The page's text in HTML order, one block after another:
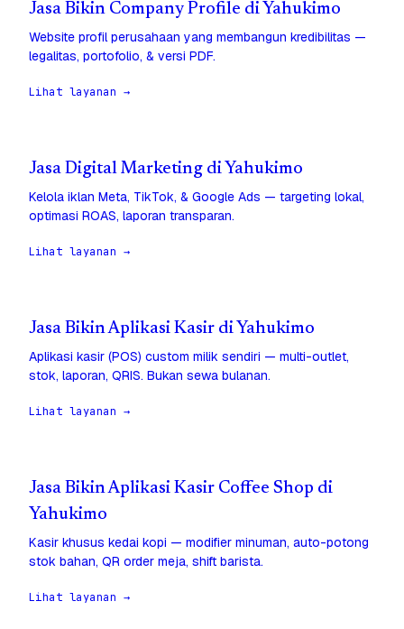
Jasa Bikin Company Profile di Yahukimo
Website profil perusahaan yang membangun kredibilitas —
legalitas, portofolio, & versi PDF.
Lihat layanan →
Jasa Digital Marketing di Yahukimo
Kelola iklan Meta, TikTok, & Google Ads — targeting lokal,
optimasi ROAS, laporan transparan.
Lihat layanan →
Jasa Bikin Aplikasi Kasir di Yahukimo
Aplikasi kasir (POS) custom milik sendiri — multi-outlet,
stok, laporan, QRIS. Bukan sewa bulanan.
Lihat layanan →
Jasa Bikin Aplikasi Kasir Coffee Shop di
Yahukimo
Kasir khusus kedai kopi — modifier minuman, auto-potong
stok bahan, QR order meja, shift barista.
Lihat layanan →